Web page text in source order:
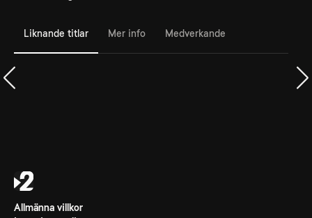
Liknande titlar Mer info Medverkande
Allmänna villkor